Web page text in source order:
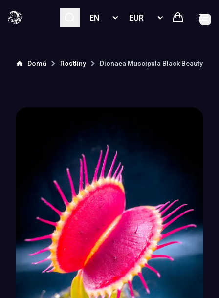
Select languageSelect currency
Domů Rostliny Dionaea Muscipula Black Beauty